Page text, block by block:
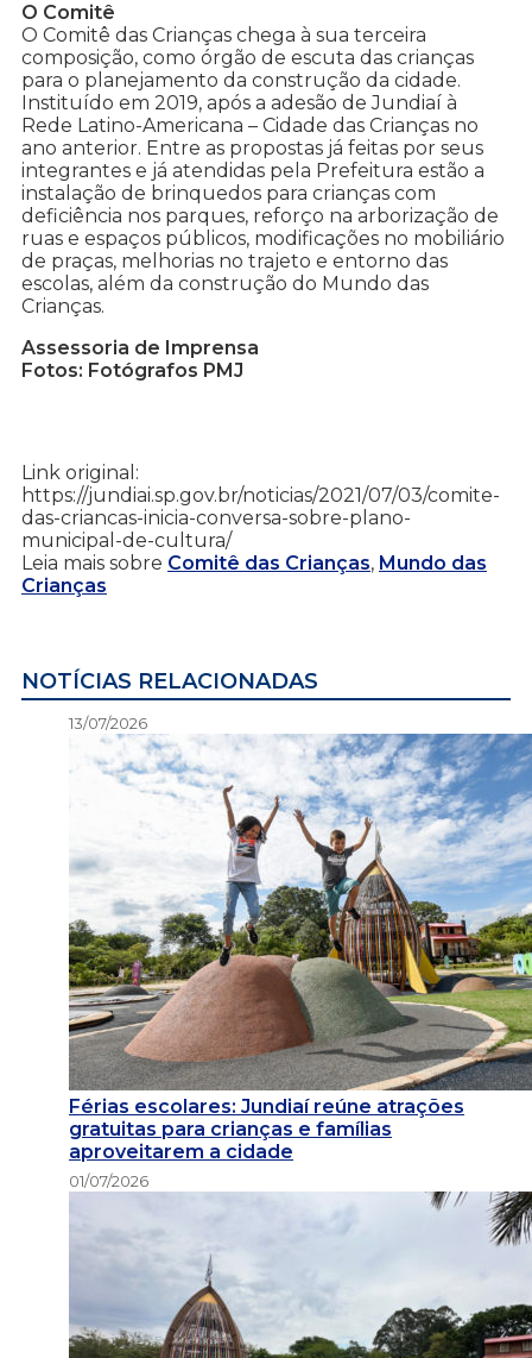
O Comitê
O Comitê das Crianças chega à sua terceira
composição, como órgão de escuta das crianças
para o planejamento da construção da cidade.
Instituído em 2019, após a adesão de Jundiaí à
Rede Latino-Americana – Cidade das Crianças no
ano anterior. Entre as propostas já feitas por seus
integrantes e já atendidas pela Prefeitura estão a
instalação de brinquedos para crianças com
deficiência nos parques, reforço na arborização de
ruas e espaços públicos, modificações no mobiliário
de praças, melhorias no trajeto e entorno das
escolas, além da construção do Mundo das
Crianças.
Assessoria de Imprensa
Fotos: Fotógrafos PMJ
Link original:
https://jundiai.sp.gov.br/noticias/2021/07/03/comite-
das-criancas-inicia-conversa-sobre-plano-
municipal-de-cultura/
Leia mais sobre Comitê das Crianças, Mundo das
Crianças
NOTÍCIAS RELACIONADAS
13/07/2026
Férias escolares: Jundiaí reúne atrações
gratuitas para crianças e famílias
aproveitarem a cidade
01/07/2026